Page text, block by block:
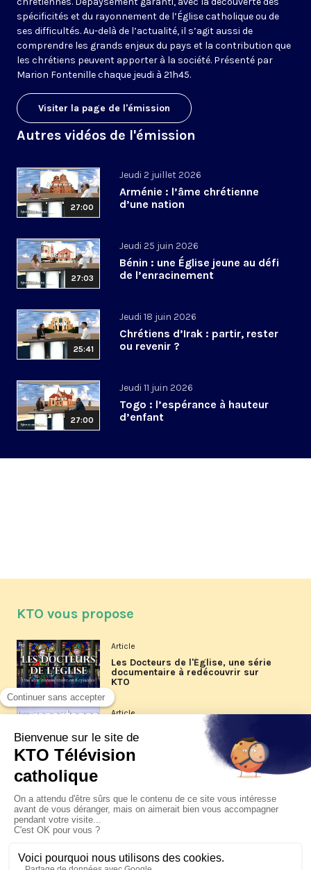
spécificités et du rayonnement de l’Église catholique ou de
ses difficultés. Au-delà de l’actualité, il s’agit aussi de
comprendre les grands enjeux du pays et la contribution que
les chrétiens peuvent apporter à la société. Présenté par
Marion Fontenille chaque jeudi à 21h45.
Visiter la page de l'émission
Autres vidéos de l'émission
27:00
Jeudi 2 juillet 2026
Arménie : l’âme chrétienne
d’une nation
27:03
Jeudi 25 juin 2026
Bénin : une Église jeune au défi
de l’enracinement
25:41
Jeudi 18 juin 2026
Chrétiens d’Irak : partir, rester
ou revenir ?
27:00
Jeudi 11 juin 2026
Togo : l’espérance à hauteur
d’enfant
KTO vous propose
Article
Les Docteurs de l'Église, une série
documentaire à redécouvrir sur
KTO
Article
Les reportages d'été 2026 de KTO
La visite pastorale du pape Léon
XIV à Assise à suivre sur KTO le
jeudi 6 août
Le pape en Uruguay, Argentine et